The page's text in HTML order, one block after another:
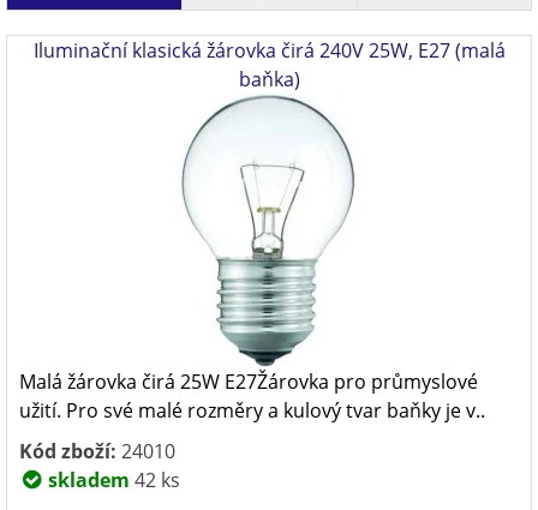
Iluminační klasická žárovka čirá 240V 25W, E27 (malá
baňka)
Malá žárovka čirá 25W E27Žárovka pro průmyslové
užití. Pro své malé rozměry a kulový tvar baňky je v..
Kód zboží: 24010
skladem 42 ks